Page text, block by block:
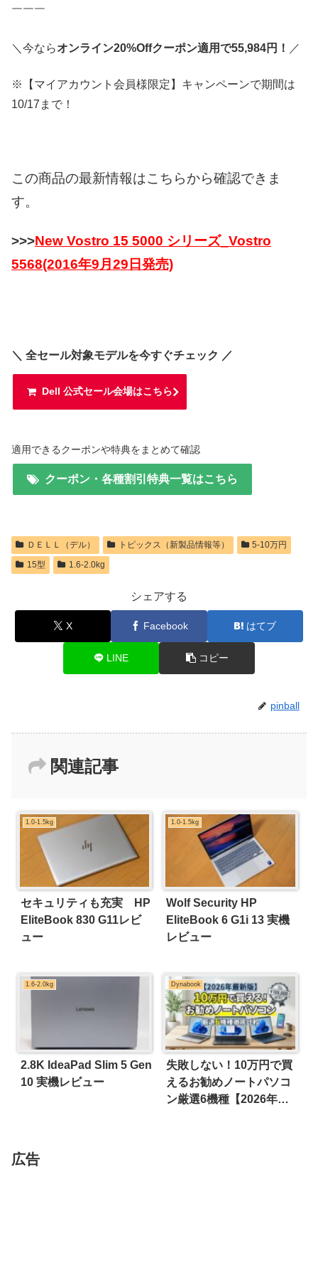
￣￣￣
＼今ならオンライン20%Offクーポン適用で55,984円！ ／
※【マイアカウント会員様限定】キャンペーンで期間は
10/17まで！
この商品の最新情報はこちらから確認できま
す。
>>>New Vostro 15 5000 シリーズ_Vostro
5568(2016年9月29日発売)
＼ 全セール対象モデルを今すぐチェック ／
Dell 公式セール会場はこちら
適用できるクーポンや特典をまとめて確認
クーポン・各種割引特典一覧はこちら
ＤＥＬＬ（デル） トピックス（新製品情報等）
5-10万円
15型
1.6-2.0kg
シェアする
X Facebook はてブ
LINE コピー
pinball
関連記事
1.0-1.5kg
セキュリティも充実 HP
EliteBook 830 G11レビ
ュー
1.0-1.5kg
Wolf Security HP
EliteBook 6 G1i 13 実機
レビュー
1.6-2.0kg
2.8K IdeaPad Slim 5 Gen
10 実機レビュー
Dynabook
失敗しない！10万円で買
えるお勧めノートパソコ
ン厳選6機種【2026年
広告